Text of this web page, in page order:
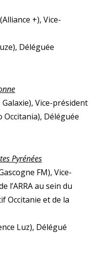
(Alliance +), Vice-
Déléguée
Galaxie), Vice-président
Occitania), Déléguée
Pyrénées
FM), Vice-
l’ARRA au sein du
Occitanie et de la
Luz), Délégué